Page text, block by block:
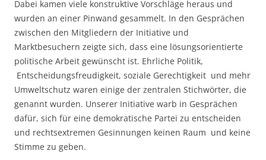
Dabei kamen viele konstruktive Vorschläge heraus und
wurden an einer Pinwand gesammelt. In den Gesprächen
zwischen den Mitgliedern der Initiative und
Marktbesuchern zeigte sich, dass eine lösungsorientierte
politische Arbeit gewünscht ist. Ehrliche Politik,
Entscheidungsfreudigkeit, soziale Gerechtigkeit und mehr
Umweltschutz waren einige der zentralen Stichwörter, die
genannt wurden. Unserer Initiative warb in Gesprächen
dafür, sich für eine demokratische Partei zu entscheiden
und rechtsextremen Gesinnungen keinen Raum und keine
Stimme zu geben.